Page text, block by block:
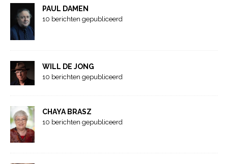
PAUL DAMEN
10 berichten gepubliceerd
WILL DE JONG
10 berichten gepubliceerd
CHAYA BRASZ
10 berichten gepubliceerd